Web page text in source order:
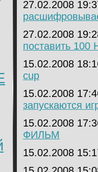
27.02.2008
27.02.2008
поставить 100
15.02.2008
cup
15.02.2008
запускаются
15.02.2008
ФИЛЬМ
15.02.2008